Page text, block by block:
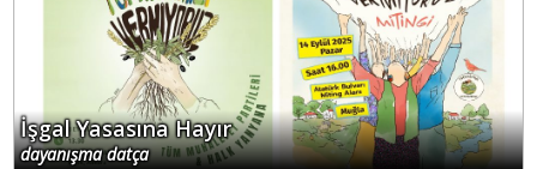
İşgal Yasasına Hayır
dayanışma datça